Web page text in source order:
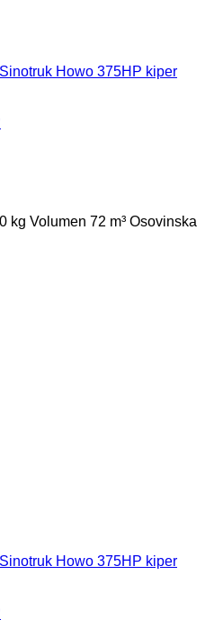
Sinotruk Howo 375HP kiper
kg Volumen 72 m³ Osovinska
Sinotruk Howo 375HP kiper